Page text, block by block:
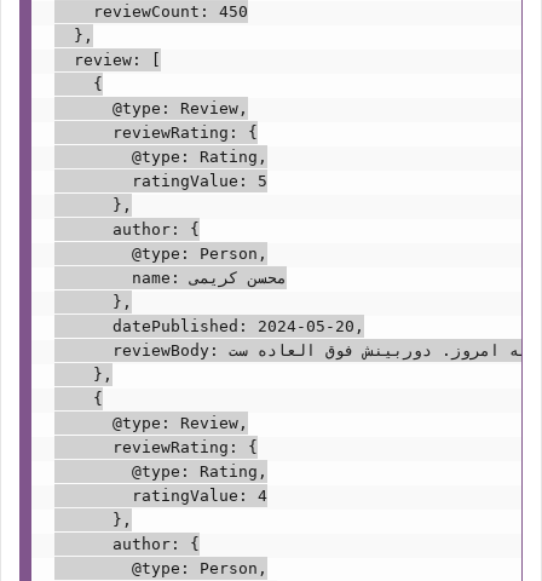
    reviewCount: 450
  },
  review: [
    {
      @type: Review,
      reviewRating: {
        @type: Rating,
        ratingValue: 5
      },
      author: {
        @type: Person,
        name: محسن کریمی
      },
      datePublished: 2024-05-20,
      reviewBody: عالیه! بهترین گوشی سامسونگ تا به امروز. دوربینش فوق العاده ست.
    },
    {
      @type: Review,
      reviewRating: {
        @type: Rating,
        ratingValue: 4
      },
      author: {
        @type: Person,